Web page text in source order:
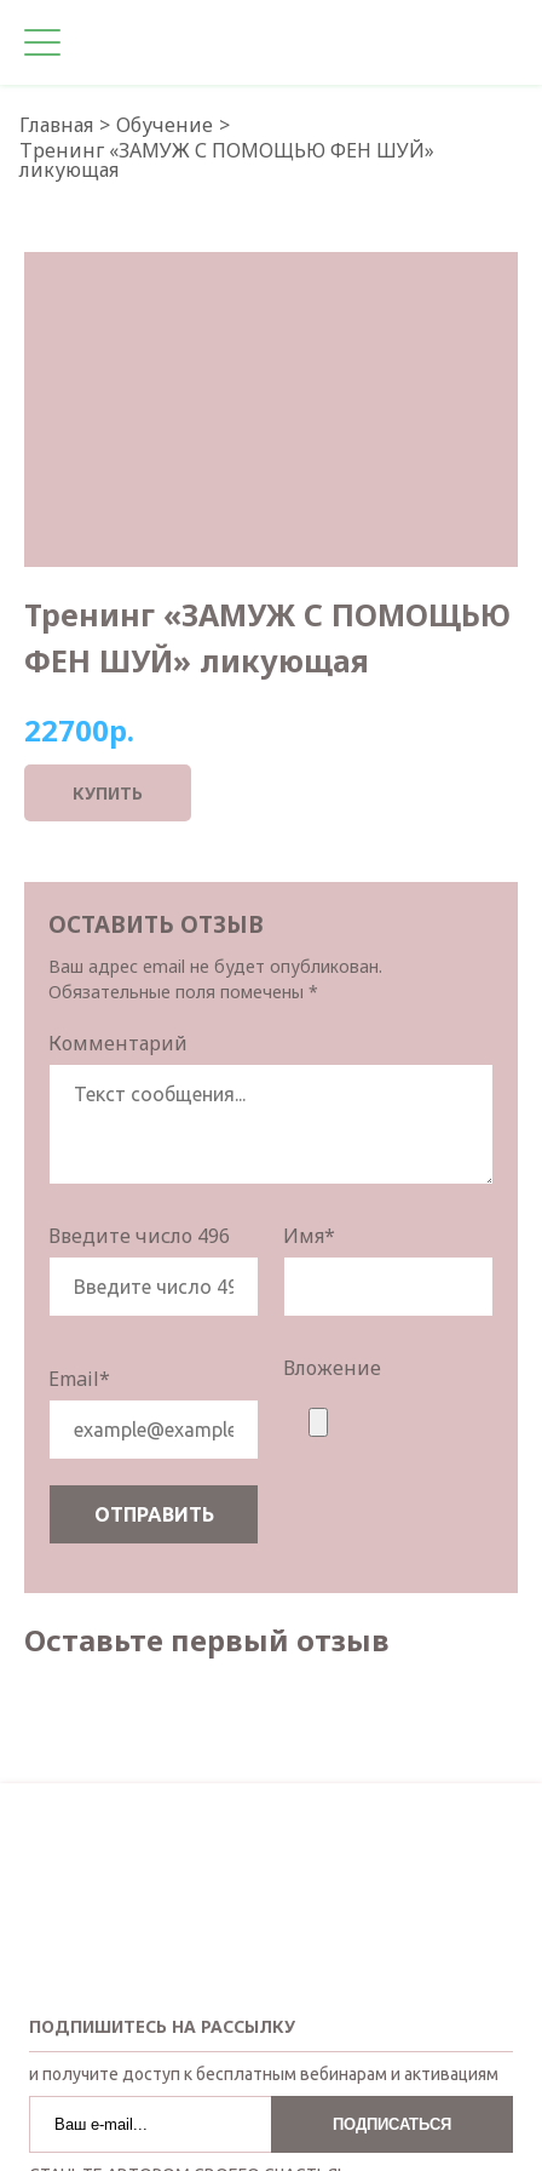
Главная
Обучение
Тренинг «ЗАМУЖ С ПОМОЩЬЮ ФЕН ШУЙ»
ликующая
Тренинг «ЗАМУЖ С ПОМОЩЬЮ
ФЕН ШУЙ» ликующая
22700р.
КУПИТЬ
ОСТАВИТЬ ОТЗЫВ
Ваш адрес email не будет опубликован.
Обязательные поля помечены *
Комментарий
Введите число 496 Имя*
Email* Вложение
Оставьте первый отзыв
ПОДПИШИТЕСЬ НА РАССЫЛКУ
и получите доступ к бесплатным вебинарам и активациям